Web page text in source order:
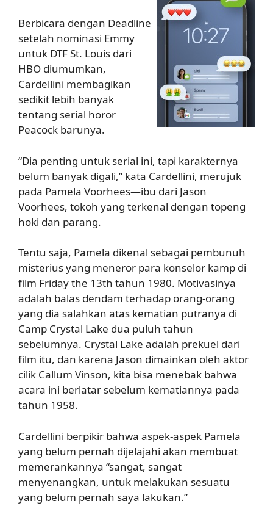
Berbicara dengan Deadline
setelah nominasi Emmy
untuk DTF St. Louis dari
HBO diumumkan,
Cardellini membagikan
sedikit lebih banyak
tentang serial horor
Peacock barunya.
“Dia penting untuk serial ini, tapi karakternya
belum banyak digali,” kata Cardellini, merujuk
pada Pamela Voorhees—ibu dari Jason
Voorhees, tokoh yang terkenal dengan topeng
hoki dan parang.
Tentu saja, Pamela dikenal sebagai pembunuh
misterius yang meneror para konselor kamp di
film Friday the 13th tahun 1980. Motivasinya
adalah balas dendam terhadap orang-orang
yang dia salahkan atas kematian putranya di
Camp Crystal Lake dua puluh tahun
sebelumnya. Crystal Lake adalah prekuel dari
film itu, dan karena Jason dimainkan oleh aktor
cilik Callum Vinson, kita bisa menebak bahwa
acara ini berlatar sebelum kematiannya pada
tahun 1958.
Cardellini berpikir bahwa aspek-aspek Pamela
yang belum pernah dijelajahi akan membuat
memerankannya “sangat, sangat
menyenangkan, untuk melakukan sesuatu
yang belum pernah saya lakukan.”